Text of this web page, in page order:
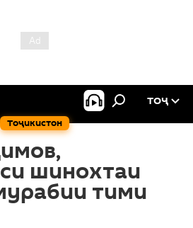
Тоҷикистон
ТОҶ
шинохтаи
тими